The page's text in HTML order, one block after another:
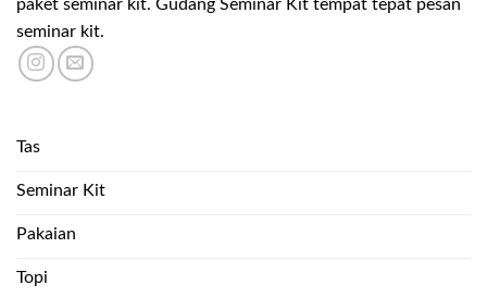
paket seminar kit. Gudang Seminar Kit tempat tepat pesan
seminar kit.
Tas
Seminar Kit
Pakaian
Topi